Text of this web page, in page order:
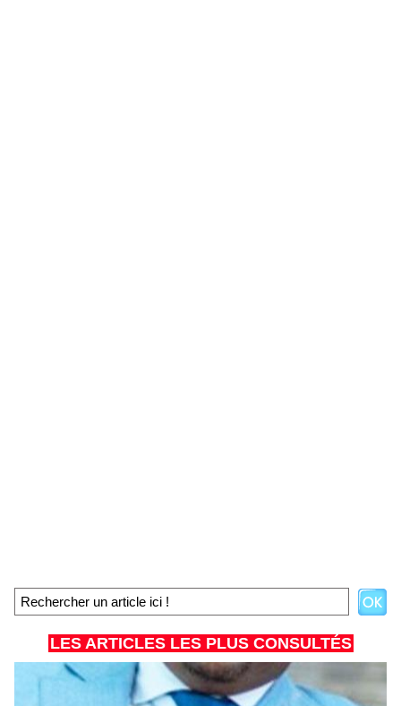
LES ARTICLES LES PLUS CONSULTÉS